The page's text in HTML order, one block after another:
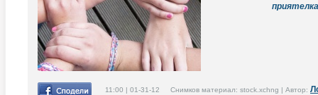
приятелка
11:00 | 01-31-12 Снимков материал: stock.xchng | Автор: